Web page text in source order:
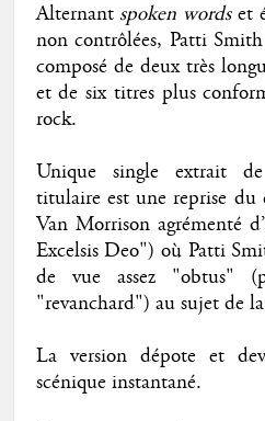
Alternantspoken wordset
non contrôlées, Patti
composé de deux très
et de six titres plus
rock.
Unique single extrait
titulaire est une reprise du
Van Morrison agrémenté
Excelsis Deo") où Patti
de vue assez "obtus"
"revanchard") au sujet de
La version dépote et
scénique instantané.